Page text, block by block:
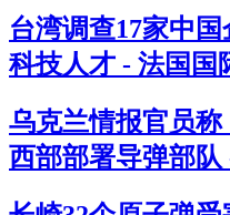
台湾调查17家中
科技人才 - 法国国
乌克兰情报官员
西部部署导弹部